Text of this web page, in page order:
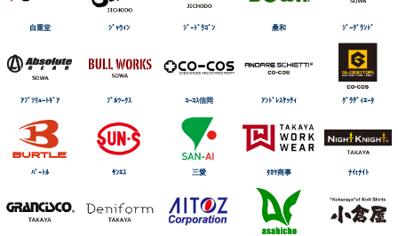
自重堂 ｼﾞｬｳｨﾝ ｼﾞｰﾄﾞﾗｺﾞﾝ 桑和 ｼﾞｰｸﾞﾗﾝﾄﾞ
ｱﾌﾞｿﾘｭｰﾄｷﾞｱ ﾌﾞﾙﾜｰｸｽ ｺｰｺｽ信岡 ｱﾝﾄﾞﾚｽｹｯﾃｨ ｸﾞﾗﾃﾞｨｴｰﾀ
ﾊﾞｰﾄﾙ ｻﾝｴｽ 三愛 ﾀｶﾔ商事 ﾅｲtﾅｲﾄ